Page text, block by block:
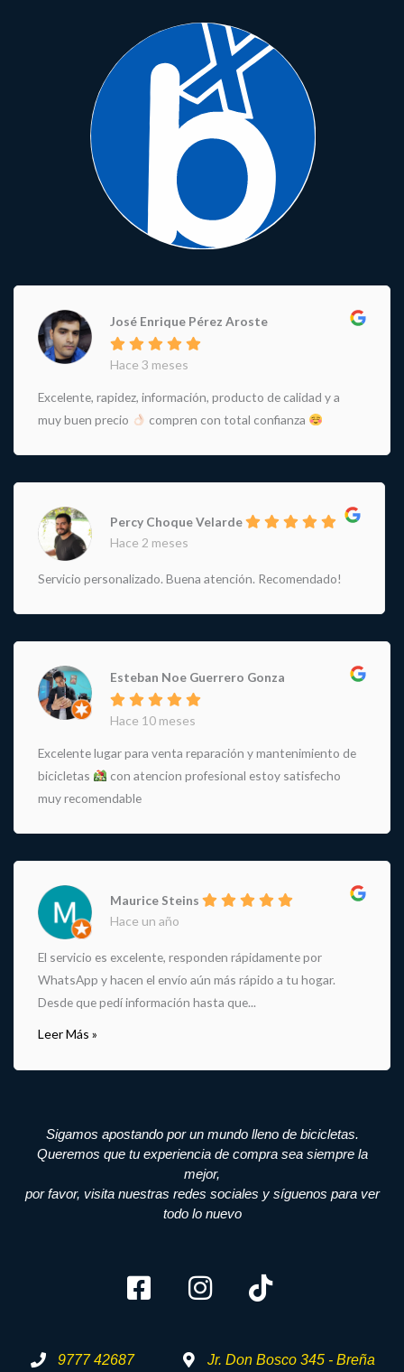
José Enrique Pérez Aroste
Hace 3 meses
Excelente, rapidez, información, producto de calidad y a
muy buen precio
compren con total confianza
Percy Choque Velarde
Hace 2 meses
Servicio personalizado. Buena atención. Recomendado!
Esteban Noe Guerrero Gonza
Hace 10 meses
Excelente lugar para venta reparación y mantenimiento de
bicicletas
con atencion profesional estoy satisfecho
muy recomendable
Maurice Steins
Hace un año
El servicio es excelente, responden rápidamente por
WhatsApp y hacen el envío aún más rápido a tu hogar.
Desde que pedí información hasta que...
Leer Más »
Sigamos apostando por un mundo lleno de bicicletas.
Queremos que tu experiencia de compra sea siempre la
mejor,
por favor, visita nuestras redes sociales y síguenos para ver
todo lo nuevo
9777 42687
Jr. Don Bosco 345 - Breña